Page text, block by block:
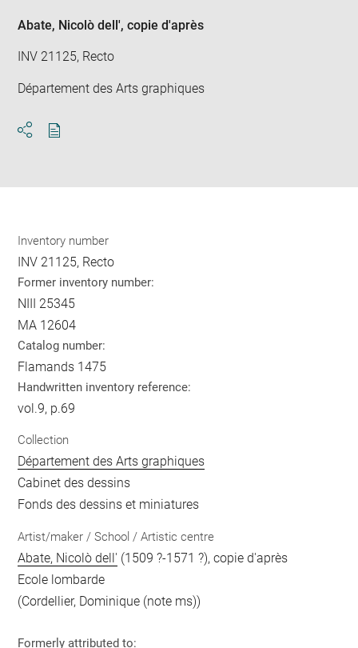
Abate, Nicolò dell', copie d'après
INV 21125, Recto
Département des Arts graphiques
Inventory number
INV 21125, Recto
Former inventory number:
NIII 25345
MA 12604
Catalog number:
Flamands 1475
Handwritten inventory reference:
vol.9, p.69
Collection
Département des Arts graphiques
Cabinet des dessins
Fonds des dessins et miniatures
Artist/maker / School / Artistic centre
Abate, Nicolò dell' (1509 ?-1571 ?), copie d'après
Ecole lombarde
(Cordellier, Dominique (note ms))
Formerly attributed to: